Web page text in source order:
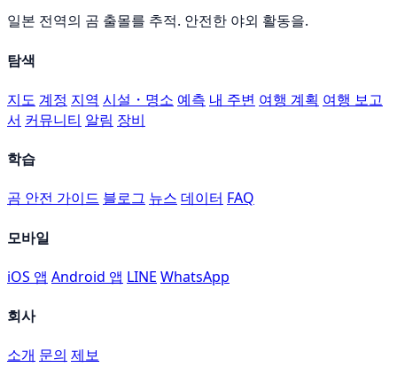
일본 전역의 곰 출몰를 추적. 안전한 야외 활동을.
탐색
지도 계정 지역 시설・명소 예측 내 주변 여행 계획 여행 보고
서 커뮤니티 알림 장비
학습
곰 안전 가이드 블로그 뉴스 데이터 FAQ
모바일
iOS 앱 Android 앱 LINE WhatsApp
회사
소개 문의 제보